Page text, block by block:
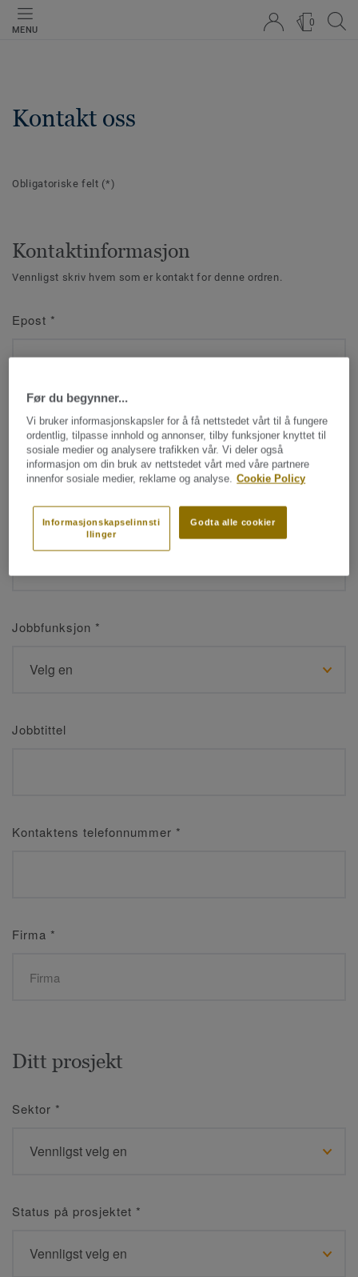
MENU
0
Kontakt oss
Obligatoriske felt (*)
Kontaktinformasjon
Vennligst skriv hvem som er kontakt for denne ordren.
Epost *
Navn*
Etternavn*
Jobbfunksjon *
Jobbtittel
Kontaktens telefonnummer *
Firma *
Ditt prosjekt
Sektor *
Status på prosjektet *
Før du begynner...
Vi bruker informasjonskapsler for å få nettstedet vårt til å fungere
ordentlig, tilpasse innhold og annonser, tilby funksjoner knyttet til
sosiale medier og analysere trafikken vår. Vi deler også
informasjon om din bruk av nettstedet vårt med våre partnere
innenfor sosiale medier, reklame og analyse. Cookie Policy
Godta alle cookier
Informasjonskapselinnsti
llinger